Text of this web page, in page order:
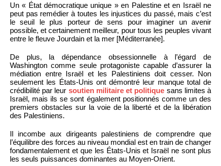
Un « État démocratique unique » en Palestine et en Israël ne
peut pas remédier à toutes les injustices du passé, mais c’est
le seuil le plus porteur de sens pour imaginer un avenir
possible, et certainement meilleur, pour tous les peuples vivant
entre le fleuve Jourdain et la mer [Méditerranée].
De plus, la dépendance obsessionnelle à l’égard de
Washington comme seule protagoniste capable d’assurer la
médiation entre Israël et les Palestiniens doit cesser. Non
seulement les États-Unis ont démontré leur manque total de
crédibilité par leur soutien militaire et politique sans limites à
Israël, mais ils se sont également positionnés comme un des
premiers obstacles sur la voie de la liberté et de la libération
des Palestiniens.
Il incombe aux dirigeants palestiniens de comprendre que
l’équilibre des forces au niveau mondial est en train de changer
fondamentalement et que les États-Unis et Israël ne sont plus
les seuls puissances dominantes au Moyen-Orient.